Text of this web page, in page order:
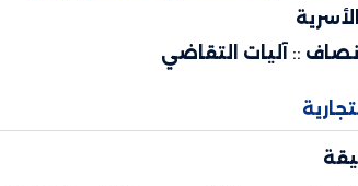
:: آليات التقاضي